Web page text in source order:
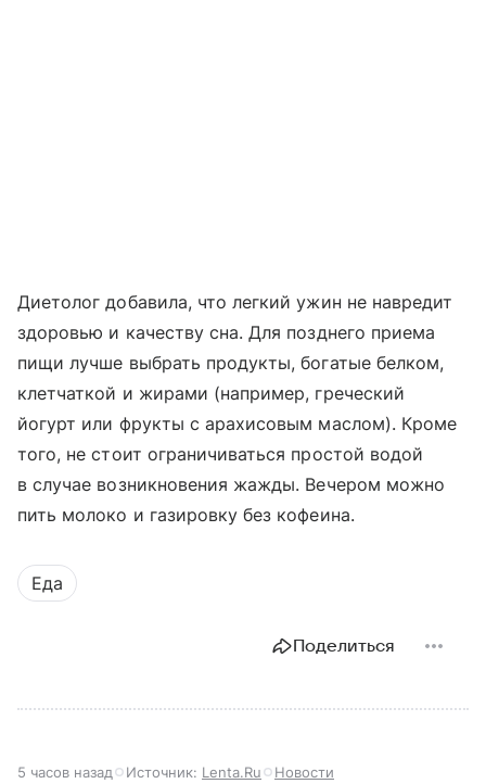
Диетолог добавила, что легкий ужин не навредит
здоровью и качеству сна. Для позднего приема
пищи лучше выбрать продукты, богатые белком,
клетчаткой и жирами (например, греческий
йогурт или фрукты с арахисовым маслом). Кроме
того, не стоит ограничиваться простой водой
в случае возникновения жажды. Вечером можно
пить молоко и газировку без кофеина.
Еда
Поделиться
5 часов назад Источник: Lenta.Ru Новости